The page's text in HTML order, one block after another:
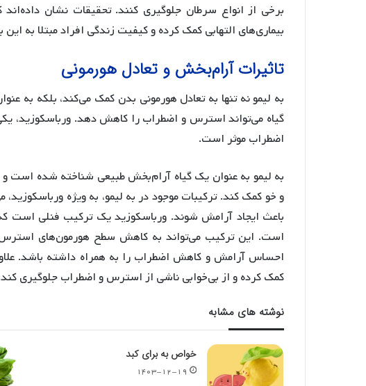
برخی از انواع سرطان جلوگیری کنند. تحقیقات نشان
بیماری‌های التهابی کمک کرده و کیفیت زندگی افراد مبتلا به این
تاثیرات آرام‌بخش و تعادل هورمونی
به لیمو نه تنها به تعادل هورمونی بدن کمک می‌کند، بلکه به
گیاه می‌تواند استرس و اضطراب را کاهش دهد. ورباسکوزید،
اضطراب موثر است.
به لیمو به عنوان یک گیاه آرام‌بخش طبیعی شناخته شده است
و خو کمک کند. ترکیبات موجود در به لیمو، به ویژه
باعث ایجاد آرامش شوند. ورباسکوزید یک ترکیب فنلی است
است. این ترکیب می‌تواند به کاهش سطح هورمون‌های استرس
احساس آرامش و کاهش اضطراب را به همراه داشته باشد.
کمک کرده و از بی‌خوابی ناشی از استرس و اضطراب جلوگیری
نوشته های مشابه
خواص به برای کبد
۱۴۰۳-۱۲-۱۹